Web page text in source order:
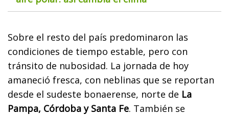
Sobre el resto del país predominaron las
condiciones de tiempo estable, pero con
tránsito de nubosidad. La jornada de hoy
amaneció fresca, con neblinas que se reportan
desde el sudeste bonaerense, norte de La
Pampa, Córdoba y Santa Fe. También se